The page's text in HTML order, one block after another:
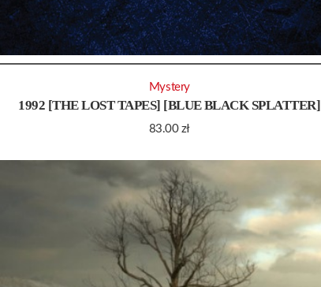
1992 [THE LOST TAPES] [BLUE BLACK SPLATTER]
83.00 zł
Mystery